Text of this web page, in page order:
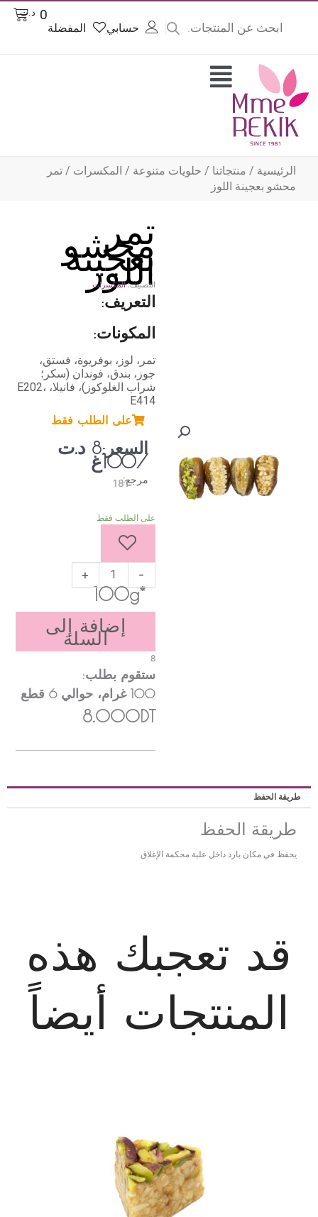
حسابي المفضلة
د.ت
Cart
Flyout
Menu
الرئيسية/منتجاتنا/حلويات متنوعة/المكسرات/ تمر
محشو بعجينة اللوز
تمر
محشو
بعجينة
اللوزالتصنيف:المكسرات
التعريف:
المكونات:
تمر، لوز، بوفريوة، فستق،
جوز، بندق، فوندان (سكر؛
شراب الغلوكوز)، فانيلا، E202،
E414
على الطلب فقط
السعر:8 د.ت
مرجع:181
على الطلب فقط
إضافة إلى
السلة
ستقوم بطلب:
100غرام، حوالي6 قطع
8.000DT
طريقة الحفظ
طريقة الحفظ
يحفظ في مكان بارد داخل علبة محكمة الإغلاق
قد تعجبك هذه
المنتجات أيضاً